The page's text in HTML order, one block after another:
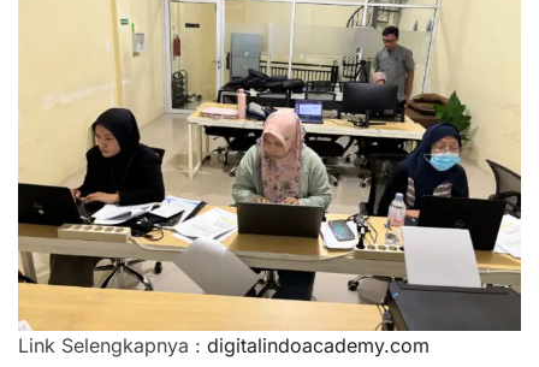
Link Selengkapnya : digitalindoacademy.com